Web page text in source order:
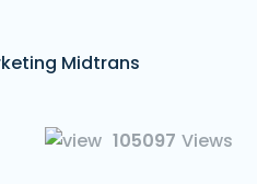
Midtrans
105097 Views